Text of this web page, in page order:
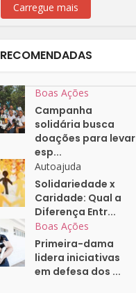
Carregue mais
RECOMENDADAS
Boas Ações
Campanha
solidária busca
doações para levar
esp...
Autoajuda
Solidariedade x
Caridade: Qual a
Diferença Entr...
Boas Ações
Primeira-dama
lidera iniciativas
em defesa dos ...